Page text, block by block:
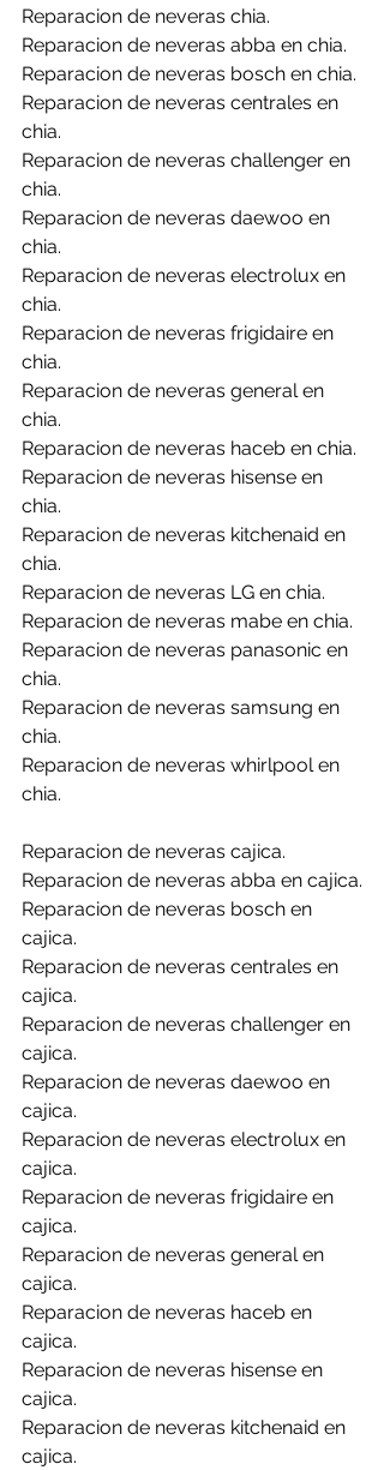
Reparacion de neveras chia.
Reparacion de neveras abba en chia.
Reparacion de neveras bosch en chia.
Reparacion de neveras centrales en
chia.
Reparacion de neveras challenger en
chia.
Reparacion de neveras daewoo en
chia.
Reparacion de neveras electrolux en
chia.
Reparacion de neveras frigidaire en
chia.
Reparacion de neveras general en
chia.
Reparacion de neveras haceb en chia.
Reparacion de neveras hisense en
chia.
Reparacion de neveras kitchenaid en
chia.
Reparacion de neveras LG en chia.
Reparacion de neveras mabe en chia.
Reparacion de neveras panasonic en
chia.
Reparacion de neveras samsung en
chia.
Reparacion de neveras whirlpool en
chia.
Reparacion de neveras cajica.
Reparacion de neveras abba en cajica.
Reparacion de neveras bosch en
cajica.
Reparacion de neveras centrales en
cajica.
Reparacion de neveras challenger en
cajica.
Reparacion de neveras daewoo en
cajica.
Reparacion de neveras electrolux en
cajica.
Reparacion de neveras frigidaire en
cajica.
Reparacion de neveras general en
cajica.
Reparacion de neveras haceb en
cajica.
Reparacion de neveras hisense en
cajica.
Reparacion de neveras kitchenaid en
cajica.